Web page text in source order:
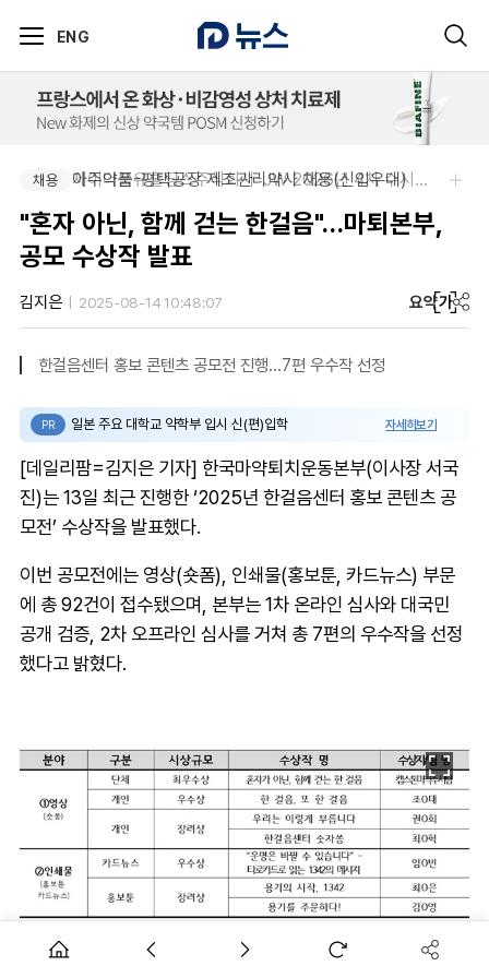
ENG
채용 제이더블유홀딩스주식회사-JW 2026년 4차 수시채용
채용 아주약품-평택공장 제조관리약사 채용(신입우대)
"혼자 아닌, 함께 걷는 한걸음"…마퇴본부,
공모 수상작 발표
김지은 2025-08-14 10:48:07 요약가
한걸음센터 홍보 콘텐츠 공모전 진행…7편 우수작 선정
PR 일본 주요 대학교 약학부 입시 신(편)입학 자세히보기
[데일리팜=김지은 기자] 한국마약퇴치운동본부(이사장 서국
진)는 13일 최근 진행한 ‘2025년 한걸음센터 홍보 콘텐츠 공
모전’ 수상작을 발표했다.
이번 공모전에는 영상(숏폼), 인쇄물(홍보툰, 카드뉴스) 부문
에 총 92건이 접수됐으며, 본부는 1차 온라인 심사와 대국민
공개 검증, 2차 오프라인 심사를 거쳐 총 7편의 우수작을 선정
했다고 밝혔다.